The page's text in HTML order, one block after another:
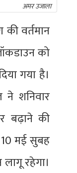
अमर उजाला
वर्तमान
को
गया है।
ने शनिवार
बढ़ाने की
मई सुबह
रहेगा।